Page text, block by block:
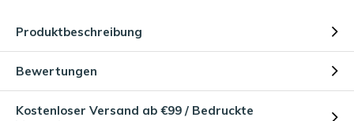
Produktbeschreibung
Bewertungen
Kostenloser Versand ab €99 / Bedruckte